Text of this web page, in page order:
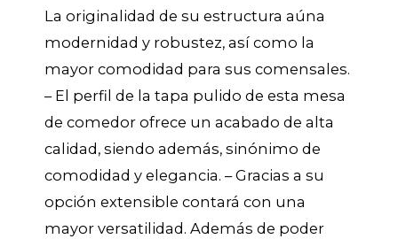
La originalidad de su estructura aúna
modernidad y robustez, así como la
mayor comodidad para sus comensales.
– El perfil de la tapa pulido de esta mesa
de comedor ofrece un acabado de alta
calidad, siendo además, sinónimo de
comodidad y elegancia. – Gracias a su
opción extensible contará con una
mayor versatilidad. Además de poder